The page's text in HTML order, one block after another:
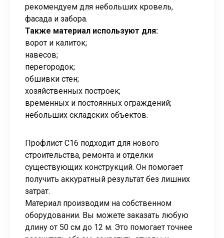
рекомендуем для небольших кровель,
фасада и забора.
Также материал используют для:
ворот и калиток;
навесов;
перегородок;
обшивки стен;
хозяйственных построек;
временных и постоянных ограждений;
небольших складских объектов.
Профлист С16 подходит для нового
строительства, ремонта и отделки
существующих конструкций. Он помогает
получить аккуратный результат без лишних
затрат.
Материал производим на собственном
оборудовании. Вы можете заказать любую
длину от 50 см до 12 м. Это помогает точнее